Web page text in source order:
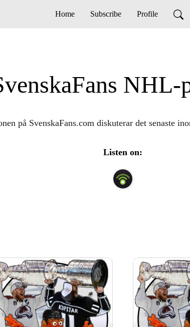
Home Subscribe Profile
NHL-
på SvenskaFans.com diskuterar det senaste
Listen on: